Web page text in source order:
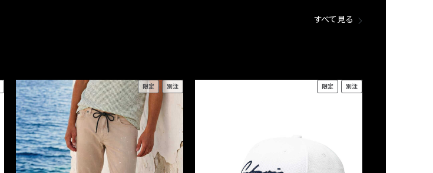
すべて見る
限定 別注 限定 別注